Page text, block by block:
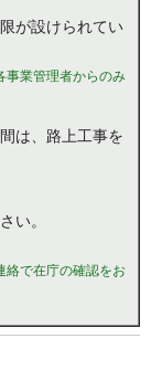
が設けられてい
事業管理者からのみ
は、路上工事を
い。
絡で在庁の確認をお